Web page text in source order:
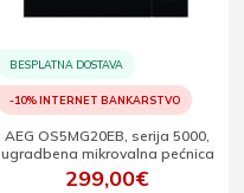
BESPLATNA DOSTAVA
-10% INTERNET BANKARSTVO
AEG OS5MG20EB, serija 5000,
ugradbena mikrovalna pećnica
299,00€